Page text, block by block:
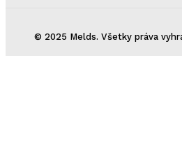
© 2025 Melds. Všetky práva